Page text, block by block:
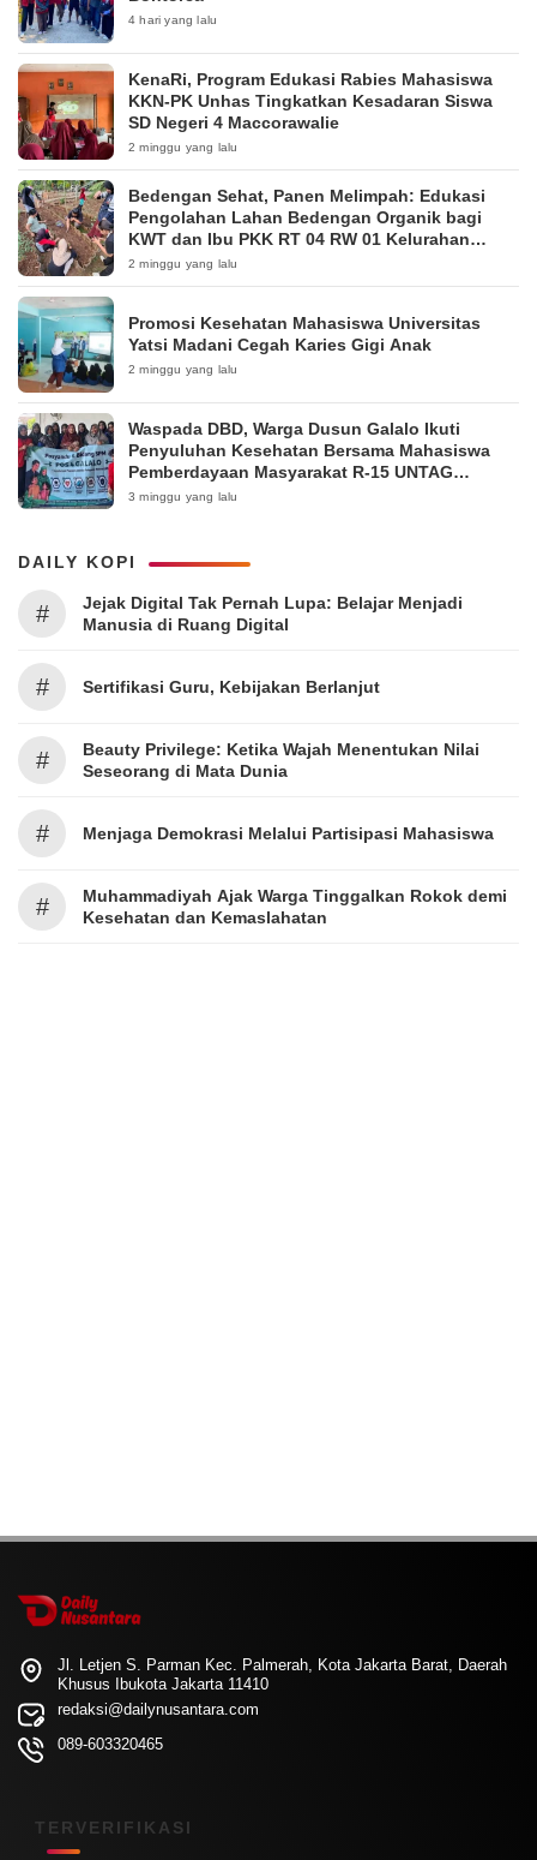
4 hari yang lalu
KenaRi, Program Edukasi Rabies Mahasiswa
KKN-PK Unhas Tingkatkan Kesadaran Siswa
SD Negeri 4 Maccorawalie
2 minggu yang lalu
Bedengan Sehat, Panen Melimpah: Edukasi
Pengolahan Lahan Bedengan Organik bagi
KWT dan Ibu PKK RT 04 RW 01 Kelurahan
Pakintelan
2 minggu yang lalu
Promosi Kesehatan Mahasiswa Universitas
Yatsi Madani Cegah Karies Gigi Anak
2 minggu yang lalu
Waspada DBD, Warga Dusun Galalo Ikuti
Penyuluhan Kesehatan Bersama Mahasiswa
Pemberdayaan Masyarakat R-15 UNTAG
Surabaya 2026
3 minggu yang lalu
DAILY KOPI
#
Jejak Digital Tak Pernah Lupa: Belajar Menjadi
Manusia di Ruang Digital
# Sertifikasi Guru, Kebijakan Berlanjut
#
Beauty Privilege: Ketika Wajah Menentukan Nilai
Seseorang di Mata Dunia
# Menjaga Demokrasi Melalui Partisipasi Mahasiswa
#
Muhammadiyah Ajak Warga Tinggalkan Rokok demi
Kesehatan dan Kemaslahatan
Jl. Letjen S. Parman Kec. Palmerah, Kota Jakarta Barat, Daerah
Khusus Ibukota Jakarta 11410
redaksi@dailynusantara.com
089-603320465
TERVERIFIKASI